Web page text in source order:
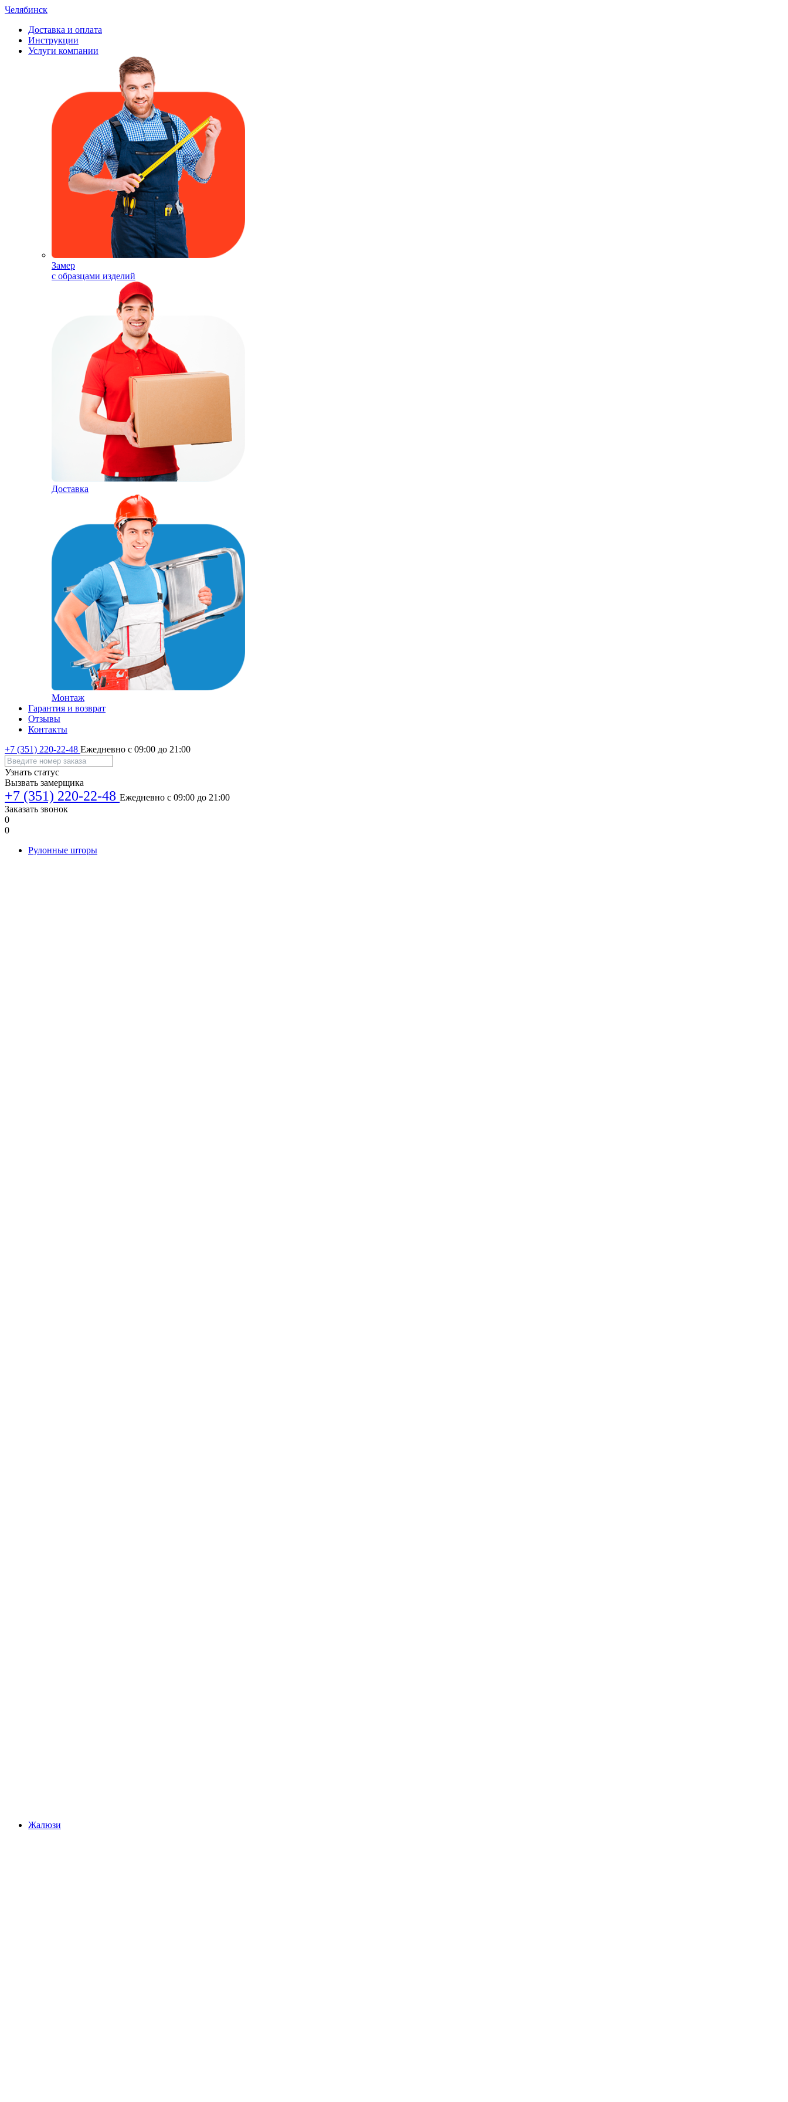
Челябинск
Доставка и оплата
Инструкции
Услуги компании
Замер
с образцами изделий
Доставка
Монтаж
Гарантия и возврат
Отзывы
Контакты
+7 (351) 220-22-48 Ежедневно с 09:00 до 21:00
Узнать статус
Вызвать замерщика
+7 (351) 220-22-48 Ежедневно с 09:00 до 21:00
Заказать звонок
0
0
Рулонные шторы
Жалюзи